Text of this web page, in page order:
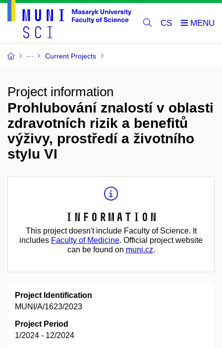
CS
Current Projects
Project information
Prohlubování znalostí v oblasti
zdravotních rizik a benefitů
výživy, prostředí a životního
stylu VI
Information
This project doesn't include Faculty of Science. It
includes Faculty of Medicine. Official project website
can be found on muni.cz.
Project Identification
MUNI/A/1623/2023
Project Period
1/2024 - 12/2024